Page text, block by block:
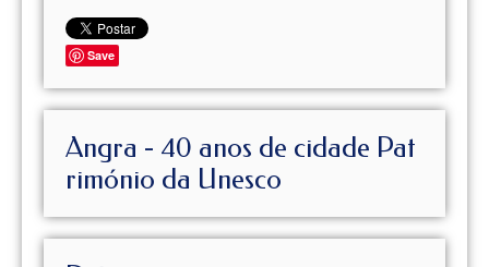
Save
Angra - 40 anos de cidade Pat
rimónio da Unesco